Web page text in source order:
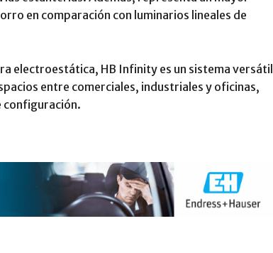
en comparación con luminarios lineales de
electroestática, HB Infinity es un sistema versátil
entre comerciales, industriales y oficinas,
configuración.